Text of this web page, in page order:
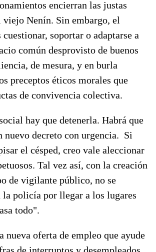
encierran las justas
viejo Nenín. Sin embargo, el
soportar o adaptarse a
común desprovisto de buenos
de mesura, y en burla
preceptos éticos morales que
de convivencia colectiva.
hay que detenerla. Habrá que
nuevo decreto con urgencia. Si
el césped, creo vale aleccionar
Tal vez así, con la creación
de vigilante público, no se
policía por llegar a los lugares
todo".
nueva oferta de empleo que ayude